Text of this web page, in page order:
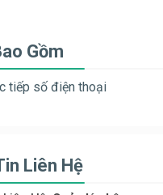
Gồm
tiếp số điện thoại
Liên Hệ